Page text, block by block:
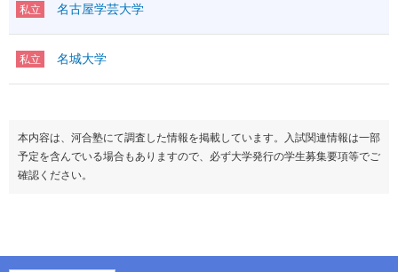
私立 名古屋学芸大学
私立 名城大学
本内容は、河合塾にて調査した情報を掲載しています。入試関連情報は一部
予定を含んでいる場合もありますので、必ず大学発行の学生募集要項等でご
確認ください。